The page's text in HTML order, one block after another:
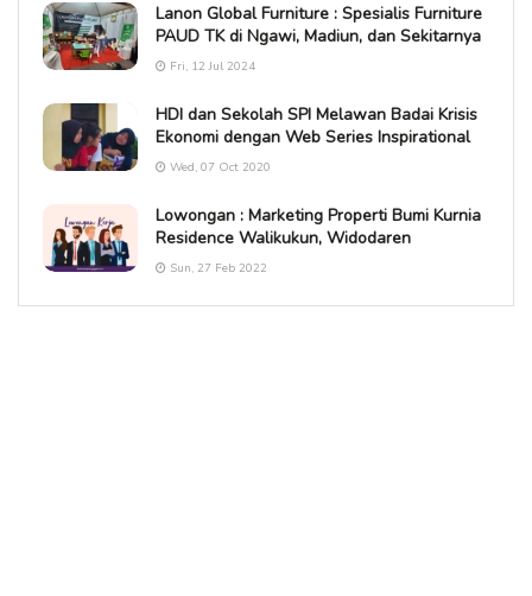
Lanon Global Furniture : Spesialis Furniture
PAUD TK di Ngawi, Madiun, dan Sekitarnya
Fri, 12 Jul 2024
HDI dan Sekolah SPI Melawan Badai Krisis
Ekonomi dengan Web Series Inspirational
Wed, 07 Oct 2020
Lowongan : Marketing Properti Bumi Kurnia
Residence Walikukun, Widodaren
Sun, 27 Feb 2022